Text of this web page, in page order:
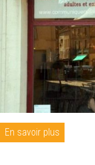
En savoir plus